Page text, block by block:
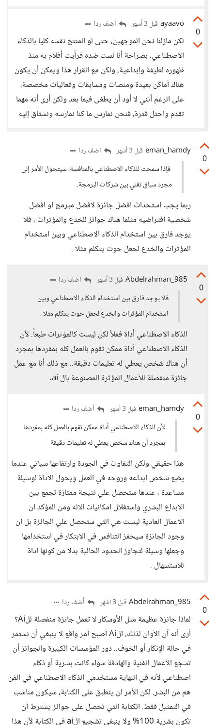
0
ayaavo قبل 3 أشهر أضف ردا
لكن مازلنا نحن الموجهين، حتى لو المنتج نفسه كليا بالذكاء
الاصطناعي، بصراحة أنا لست ضده فرأيت أفلام به منذ
ظهوره لطيفة وإبداعية، ولكن مع القرار هذا ويمكن أن يكون
هناك أماكن بعيدة ومنصات ومسابقات وفعاليات مخصصة،
على الرغم أنني لا أود أن يطغى فيما بعد ولكن أرى أنه مهما
تقدم واحتل فترة، فنحن نمارس ما كنا نمارسه ونشتاق إليه
0
eman_hamdy قبل 3 أشهر
أضف ردا
فإذا سمحت للذكاء الاصطناعي بالمنافسة، سيتحول الأمر إلى
مجرد سباق تقني بين شركات البرمجة.
ربما يجب استحداث افضل جائزة لافضل مبرمج او افضل
شخصية افتراضيه مثلما هناك جوائز للخدع والمؤثرات ، فلا
يوجد فارق بين استخدام الذكاء الاصطناعي وبين استخدام
المؤثرات والخدع لحعل حوت يتكلم مثلا .
0
Abdelrahman_985 قبل 3 أشهر
أضف ردا
فلا يوجد فارق بين استخدام الذكاء الاصطناعي وبين
استخدام المؤثرات والخدع لحعل حوت يتكلم مثلا .
الذكاء الاصطناعي أداة فعلاً لكن ليست كالمؤثرات طبعاً. لأن
الذكاء الاصطناعي أداة ممكن تقوم بالعمل كله بمفردها بمجرد
أن هناك شخص يعطي له تعليمات دقيقة.. مع ذلك أنا مع عمل
جائزة منفصلة للأعمال المؤثرة المصنوعة بال ai.
0
eman_hamdy قبل 3 أشهر
أضف ردا
لأن الذكاء الاصطناعي أداة ممكن تقوم بالعمل كله بمفردها
بمجرد أن هناك شخص يعطي له تعليمات دقيقة
هذا حقيقي ولكن التفاوت في الجودة وارتفاعها سياتي عندما
يضع شخص ابداعه وروحه في العمل ويحول الاداة لوسيلة
مساعدة ، عندها ستحصل علي نتيجة ممتازة تجمع بين
الابداع البشري واستغلال امكانيات الاله ومن المؤكد ان
الاعمال العادية ليست هي التي ستحصل علي الجائزة بل ان
وجود الجائزة سيحفز التنافس في الابتكار في استخدامها
وجعلها وسيلة لتجاوز الحدود الحالية بدلا من كونها اداة
للاستسهال .
0
Abdelrahman_985 قبل 3 أشهر أضف ردا
لماذا جائزة عظيمة مثل الأوسكار لا تعمل جائزة منفصلة للAi؟
أرى أنه آن الأوان لذلك، الAi أصبح أمر واقع لا ينبغي أن نستمر
في حالة الإنكار أو الخوف.. دور المؤسسات الكبيرة والجوائز أن
تشجع الأعمال الفنية والهادفة سواء كانت بشرية أو ذكاء
اصطناعي لأنه في النهاية مستخدمي الذكاء الاصطناعي في الفن
هم من البشر. لكن الأمر لن ينطبق على الكتابة، سيكون مناسب
في التمثيل فقط. الكتابة التي تحصل على جوائز يشترط أن
تكون بشرية 100% ولا ينبغي تشجيع الai في الكتابة لأن هذا